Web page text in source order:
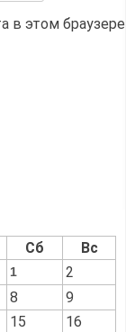
в этом браузере
Сб Вс
1
2
8
9
15
16